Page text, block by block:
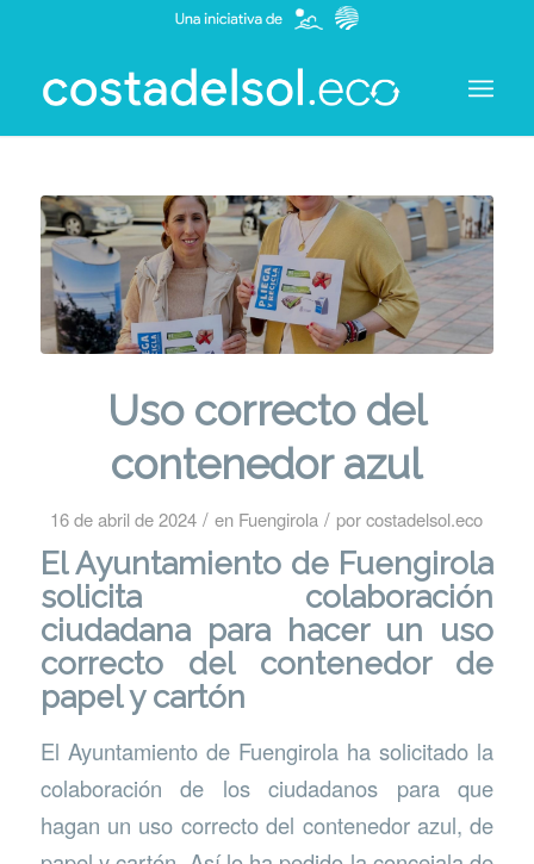
Uso correcto del
contenedor azul
16 de abril de 2024 / en Fuengirola / porcostadelsol.eco
ElAyuntamiento de Fuengirola
solicita colaboración
ciudadana para hacer un uso
correcto del contenedor de
papel y cartón
El Ayuntamiento de Fuengirola ha solicitado la
colaboración de los ciudadanos para que
hagan un uso correcto del contenedor azul, de